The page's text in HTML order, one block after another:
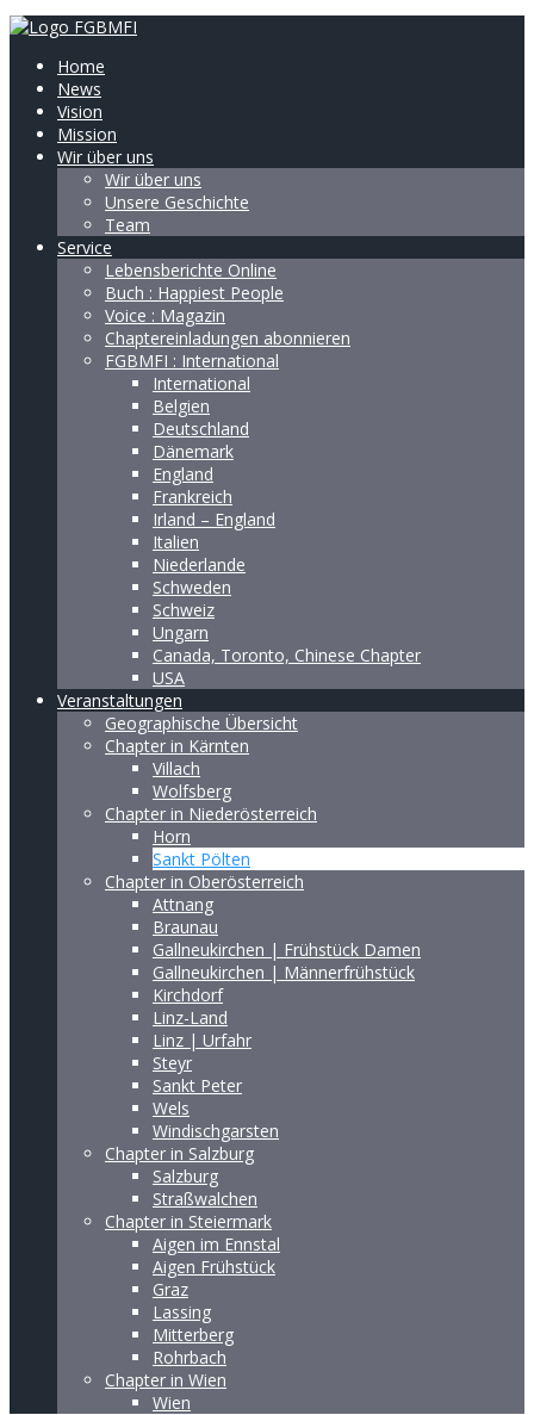
Home
News
Vision
Mission
Wir über uns
Wir über uns
Unsere Geschichte
Team
Service
Lebensberichte Online
Buch : Happiest People
Voice : Magazin
Chaptereinladungen abonnieren
FGBMFI : International
International
Belgien
Deutschland
Dänemark
England
Frankreich
Irland – England
Italien
Niederlande
Schweden
Schweiz
Ungarn
Canada, Toronto, Chinese Chapter
USA
Veranstaltungen
Geographische Übersicht
Chapter in Kärnten
Villach
Wolfsberg
Chapter in Niederösterreich
Horn
Sankt Pölten
Chapter in Oberösterreich
Attnang
Braunau
Gallneukirchen | Frühstück Damen
Gallneukirchen | Männerfrühstück
Kirchdorf
Linz-Land
Linz | Urfahr
Steyr
Sankt Peter
Wels
Windischgarsten
Chapter in Salzburg
Salzburg
Straßwalchen
Chapter in Steiermark
Aigen im Ennstal
Aigen Frühstück
Graz
Lassing
Mitterberg
Rohrbach
Chapter in Wien
Wien